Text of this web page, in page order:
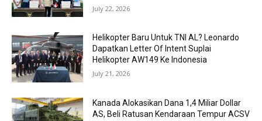
July 22, 2026
Helikopter Baru Untuk TNI AL? Leonardo
Dapatkan Letter Of Intent Suplai
Helikopter AW149 Ke Indonesia
July 21, 2026
Kanada Alokasikan Dana 1,4 Miliar Dollar
AS, Beli Ratusan Kendaraan Tempur ACSV